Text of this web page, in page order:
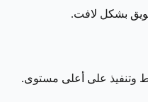
بشكل لافت.
وتنفيذ على أعلى مستوى.